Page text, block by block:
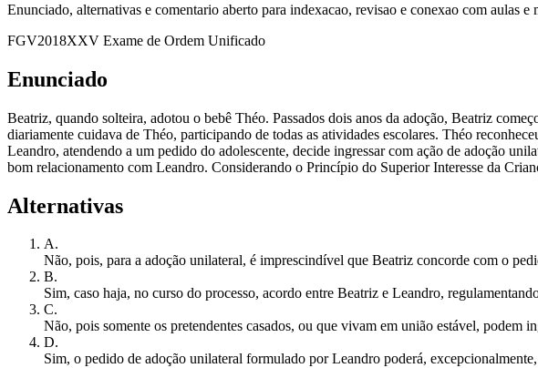
Enunciado, alternativas e comentario aberto para indexacao, revisao e conexao com aulas e
FGV2018XXV Exame de Ordem Unificado
Enunciado
Beatriz, quando solteira, adotou o bebê Théo. Passados dois anos da adoção, Beatriz
diariamente cuidava de Théo, participando de todas as atividades escolares. Théo
Leandro, atendendo a um pedido do adolescente, decide ingressar com ação de adoção
bom relacionamento com Leandro. Considerando o Princípio do Superior Interesse da
Alternativas
A.
Não, pois, para a adoção unilateral, é imprescindível que Beatriz concorde com o
B.
Sim, caso haja, no curso do processo, acordo entre Beatriz e Leandro,
C.
Não, pois somente os pretendentes casados, ou que vivam em união estável, podem
D.
Sim, o pedido de adoção unilateral formulado por Leandro poderá,